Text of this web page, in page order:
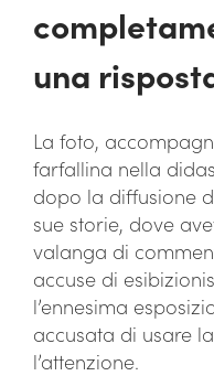
una
La foto,
farfallina nella
dopo la diffusione
sue storie, dove
valanga di
accuse di
l’ennesima
accusata di usare
l’attenzione.